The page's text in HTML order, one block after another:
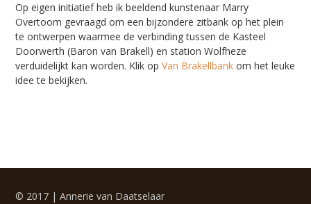
Op eigen initiatief heb ik beeldend kunstenaar Marry
Overtoom gevraagd om een bijzondere zitbank op het plein
te ontwerpen waarmee de verbinding tussen de Kasteel
Doorwerth (Baron van Brakell) en station Wolfheze
verduidelijkt kan worden. Klik opVan Brakellbank om het leuke
idee te bekijken.
© 2017 | Annerie van Daatselaar